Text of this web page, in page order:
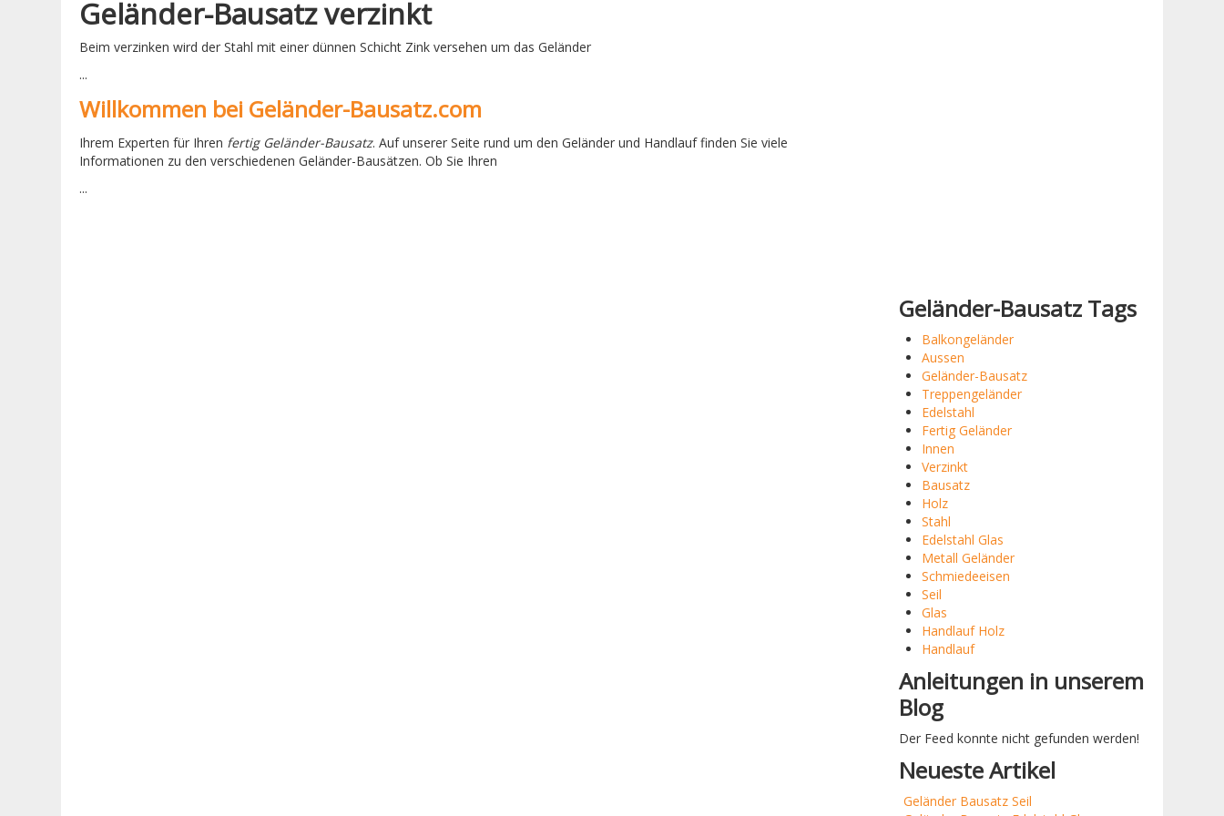
Geländer-Bausatz verzinkt
Beim verzinken wird der Stahl mit einer dünnen Schicht Zink versehen um das Geländer
...
Willkommen bei Geländer-Bausatz.com
Ihrem Experten für Ihren fertig Geländer-Bausatz. Auf unserer Seite rund um den Geländer und Handlauf finden Sie viele
Informationen zu den verschiedenen Geländer-Bausätzen. Ob Sie Ihren
...
Geländer-Bausatz Tags
Balkongeländer
Aussen
Geländer-Bausatz
Treppengeländer
Edelstahl
Fertig Geländer
Innen
Verzinkt
Bausatz
Holz
Stahl
Edelstahl Glas
Metall Geländer
Schmiedeeisen
Seil
Glas
Handlauf Holz
Handlauf
Anleitungen in unserem
Blog
Der Feed konnte nicht gefunden werden!
Neueste Artikel
Geländer Bausatz Seil